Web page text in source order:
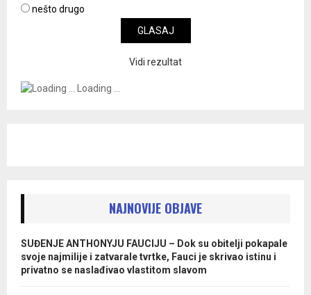
nešto drugo
Vidi rezultat
Loading ...
NAJNOVIJE OBJAVE
SUĐENJE ANTHONYJU FAUCIJU – Dok su obitelji pokapale
svoje najmilije i zatvarale tvrtke, Fauci je skrivao istinu i
privatno se naslađivao vlastitom slavom